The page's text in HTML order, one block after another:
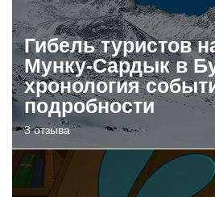
Гибель туристов
Мунку-Сардык в
хронология
подробности
3 отзыва